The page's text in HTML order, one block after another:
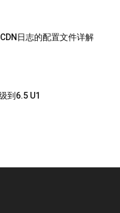
日志的配置文件详解
到6.5 U1